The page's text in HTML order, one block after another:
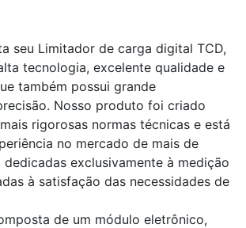
seu Limitador de carga digital TCD,
tecnologia, excelente qualidade e
também possui grande
Nosso produto foi criado
rigorosas normas técnicas e está
no mercado de mais de
exclusivamente à medição
à satisfação das necessidades de
de um módulo eletrônico,